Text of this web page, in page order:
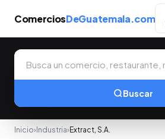
ComerciosDeGuatemala.com
Buscar
Inicio› Industria› Extract, S.A.